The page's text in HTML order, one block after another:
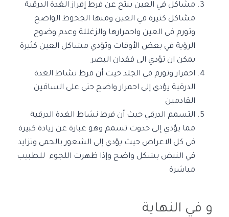
مشاكل في العين ينتج عن فرط إفراز الغدة الدرقية
مشاكل كثيرة في العين ومنها الجحوظ الواضح
وتورم في العين واحمرارها والزغللة وعدم وضوح
الرؤية في بعض الأوقات وتؤدي مشاكل العين كثيرة
يمكن ان تؤدي الى فقدان البصر
احمرار وتورم في الجلد حيث أن فرط نشاط الغدة
الدرقية يؤدي إلى احمرار واضح حتى على الساقين
القادمين
التسمم الدرقي حيث أن فرط نشاط الغدة الدرقية
مما يؤدي إلى حدوث تسمم وهو عبارة عن زيادة كبيرة
في كل الاعراض حيث يؤدي إلى الشعور بالحمى وتزايد
في النبض بشكل واضح وإذا ظهرت اللجوء للطبيب
مباشرة
و في النهاية